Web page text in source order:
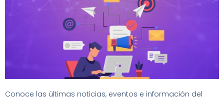
Conoce las últimas noticias, eventos e información del